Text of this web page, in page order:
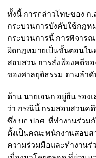
ทั้งนี้ การกล่าวโทษของ ก.
กระบวนการบังคับใช้กฎห
กระบวนการนี้ การพิจาร
ผิดกฎหมายเป็นขั้นตอนใน
สอบสวน การสั่งฟ้องคดีข
ของศาลยุติธรรม ตามลำดั
ด้าน นายเอนก อยู่ยืน รอง
ว่า กรณีนี้ กรมสอบสวนคดี
ซึ่ง บก.ปอศ. ที่ทำงานร่วม
ตั้งเป็นคณะพนักงานสอบส
ความร่วมมือและทำงานร่